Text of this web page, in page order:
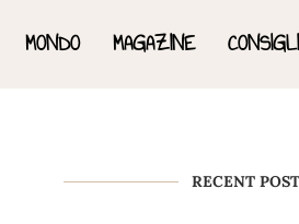
MONDO MAGAZINE
RECENT